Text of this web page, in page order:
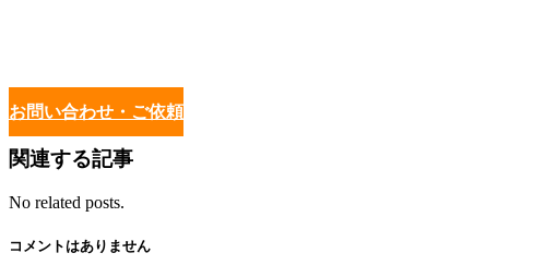
お問い合わせ・ご依頼
関連する記事
No related posts.
コメントはありません